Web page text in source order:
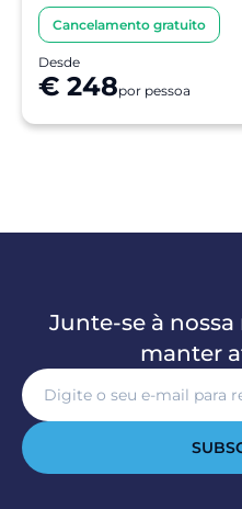
Cancelamento gratuito
Desde
€ 248por pessoa
Junte-se à
manter